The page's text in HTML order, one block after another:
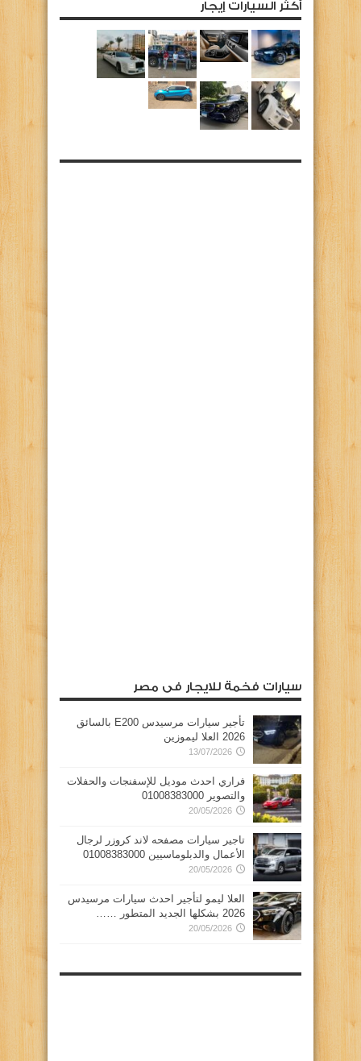
أكثر السيارات إيجار
سيارات فخمة للايجار فى مصر
تأجير سيارات مرسيدس E200 بالسائق
2026 العلا ليموزين
13/07/2026
فراري احدث موديل للإسفنجات والحفلات
والتصوير 01008383000
20/05/2026
تاجير سيارات مصفحه لاند كروزر لرجال
الأعمال والدبلوماسيين 01008383000
20/05/2026
العلا ليمو لتأجير احدث سيارات مرسيدس
2026 بشكلها الجديد المتطور ……
20/05/2026